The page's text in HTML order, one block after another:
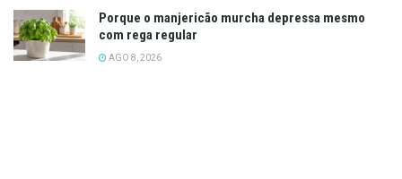
Porque o manjericão murcha depressa mesmo
com rega regular
AGO 8, 2026